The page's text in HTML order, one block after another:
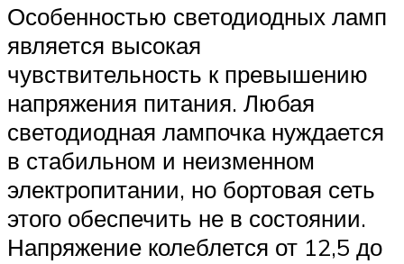
Особенностью светодиодных ламп
является высокая
чувствительность к превышению
напряжения питания. Любая
светодиодная лампочка нуждается
в стабильном и неизменном
электропитании, но бортовая сеть
этого обеспечить не в состоянии.
Напряжение колeблется от 12,5 до